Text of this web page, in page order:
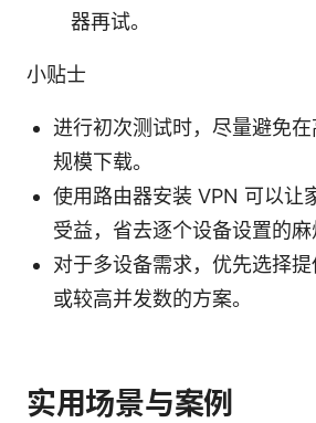
器再试。
小贴士
进行初次测试时，尽量避免
规模下载。
使用路由器安装 VPN 可以让
受益，省去逐个设备设置的麻
对于多设备需求，优先选择
或较高并发数的方案。
实用场景与案例